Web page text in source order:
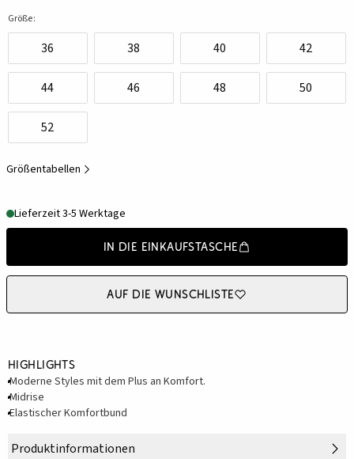
Größe:
36 38 40 42
44 46 48 50
52
Größentabellen
Lieferzeit 3-5 Werktage
In die Einkaufstasche
Auf die Wunschliste
Highlights
Moderne Styles mit dem Plus an Komfort.
Midrise
Elastischer Komfortbund
Produktinformationen